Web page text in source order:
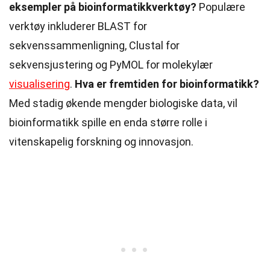
eksempler på bioinformatikkverktøy? Populære
verktøy inkluderer BLAST for
sekvenssammenligning, Clustal for
sekvensjustering og PyMOL for molekylær
visualisering. Hva er fremtiden for bioinformatikk?
Med stadig økende mengder biologiske data, vil
bioinformatikk spille en enda større rolle i
vitenskapelig forskning og innovasjon.